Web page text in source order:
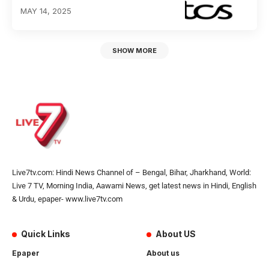
MAY 14, 2025
SHOW MORE
Live7tv.com: Hindi News Channel of – Bengal, Bihar, Jharkhand, World:
Live 7 TV, Morning India, Aawami News, get latest news in Hindi, English
& Urdu, epaper- www.live7tv.com
Quick Links
Epaper
About US
About us